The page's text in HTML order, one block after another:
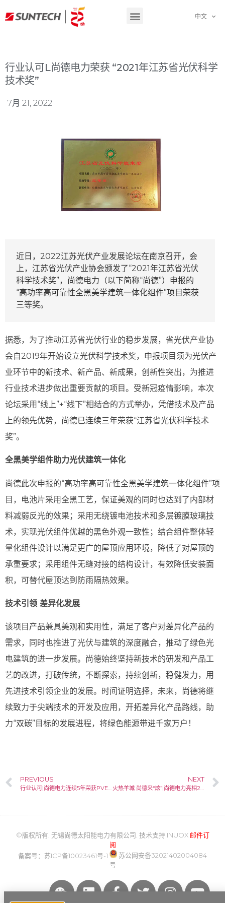
中文
行业认可l尚德电力荣获 “2021年江苏省光伏科学
技术奖”
7月 21, 2022
近日，2022江苏光伏产业发展论坛在南京召开，会
上，江苏省光伏产业协会颁发了“2021年江苏省光伏
科学技术奖”，尚德电力（以下简称“尚德”）申报的
“高功率高可靠性全黑美学建筑一体化组件”项目荣获
三等奖。
据悉，为了推动江苏省光伏行业的稳步发展，省光伏产业协
会自2019年开始设立光伏科学技术奖，申报项目须为光伏产
业环节中的新技术、新产品、新成果，创新性突出，为推进
行业技术进步做出重要贡献的项目。受新冠疫情影响，本次
论坛采用“线上”+“线下”相结合的方式举办，凭借技术及产品
上的领先优势，尚德已连续三年荣获“江苏省光伏科学技术
奖”。
全黑美学组件助力光伏建筑一体化
尚德此次申报的“高功率高可靠性全黑美学建筑一体化组件”项
目，电池片采用全黑工艺，保证美观的同时也达到了内部材
料减弱反光的效果；采用无绕镀电池技术和多层镀膜玻璃技
术，实现光伏组件优越的黑色外观一致性；结合组件整体轻
量化组件设计以满足更广的屋顶应用环境，降低了对屋顶的
承重要求；采用组件无缝对接的结构设计，有效降低安装面
积，可替代屋顶达到防雨隔热效果。
技术引领 差异化发展
该项目产品兼具美观和实用性，满足了客户对差异化产品的
需求，同时也推进了光伏与建筑的深度融合，推动了绿色光
电建筑的进一步发展。尚德始终坚持新技术的研发和产品工
艺的改进，打破传统，不断探索，持续创新，稳健发力，用
先进技术引领企业的发展。时间证明选择，未来，尚德将继
续致力于尖端技术的开发及应用，开拓差异化产品路线，助
力“双碳”目标的发展进程，将绿色能源带进千家万户！
PREVIOUS
行业认可|尚德电力连续5年荣获PVEL“光伏组件可靠性最佳表现者”称号
NEXT
火热羊城 尚德来“炫”|尚德电力亮相2022世界太阳能光伏产业博览会
©版权所有. 无锡尚德太阳能电力有限公司. 技术支持 INUOX 邮件订
阅
备案号： 苏ICP备10023461号-1
苏公网安备32021402004084
号